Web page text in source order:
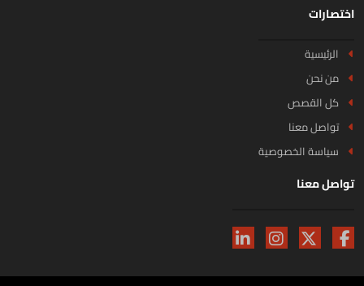
الرئيسية
من نحن
كل القصص
تواصل معنا
سياسة الخصوصية
معنا